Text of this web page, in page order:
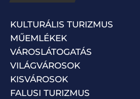
KULTURÁLIS TURIZMUS
MŰEMLÉKEK
VÁROSLÁTOGATÁS
VILÁGVÁROSOK
KISVÁROSOK
FALUSI TURIZMUS